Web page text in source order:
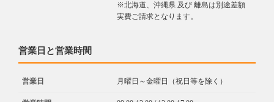
※北海道、沖縄県 及び 離島は別途差額
実費ご請求となります。
営業日と営業時間
営業日 月曜日～金曜日（祝日等を除く）